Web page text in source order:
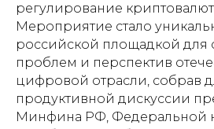
регулирование
Мероприятие стало
российской площадкой для
проблем и перспектив
цифровой отрасли, собрав
продуктивной дискуссии
Минфина РФ, Федеральной